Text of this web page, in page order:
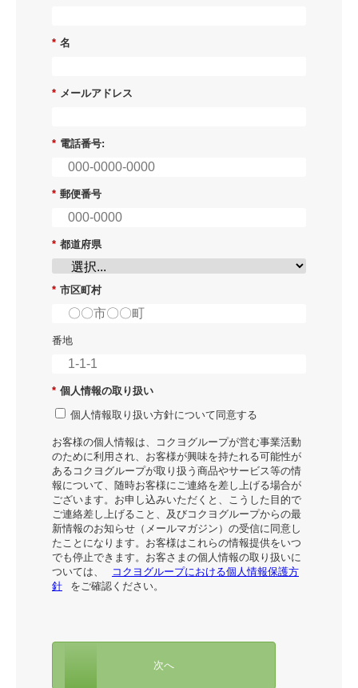
* 名
* メールアドレス
* 電話番号:
* 郵便番号
* 都道府県
* 市区町村
番地
* 個人情報の取り扱い
個人情報取り扱い方針について同意する
お客様の個人情報は、コクヨグループが営む事業活動
のために利用され、お客様が興味を持たれる可能性が
あるコクヨグループが取り扱う商品やサービス等の情
報について、随時お客様にご連絡を差し上げる場合が
ございます。お申し込みいただくと、こうした目的で
ご連絡差し上げること、及びコクヨグループからの最
新情報のお知らせ（メールマガジン）の受信に同意し
たことになります。お客様はこれらの情報提供をいつ
でも停止できます。お客さまの個人情報の取り扱いに
ついては、
コクヨグループにおける個人情報保護方
針
をご確認ください。
次へ